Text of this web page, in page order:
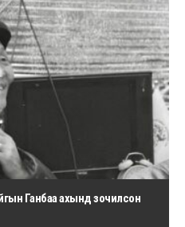
Ганбаа ахынд зочилсон